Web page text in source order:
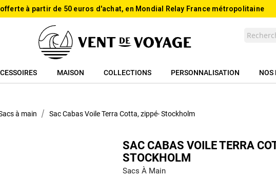
à partir de 50 euros d'achat, en Mondial Relay France métropolitaine
MAISON COLLECTIONS PERSONNALISATION NOS
à main Sac Cabas Voile Terra Cotta, zippé- Stockholm
SAC CABAS VOILE TERRA
STOCKHOLM
Sacs À Main